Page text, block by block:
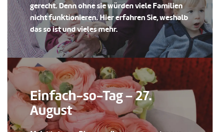
gerecht. Denn ohne sie würden viele Familien
nicht funktionieren. Hier erfahren Sie, weshalb
das so ist und vieles mehr.
Einfach-so-Tag – 27.
August